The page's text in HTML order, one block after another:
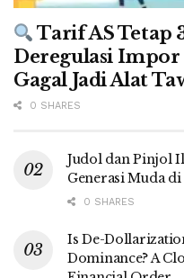
Tarif AS Tetap
Deregulasi Impor
Gagal Jadi Alat
0 SHARES
Judol dan Pinjol
Generasi Muda
0 SHARES
Is De-
Dominance? A